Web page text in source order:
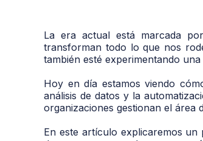
La era actual está marcada
transforman todo lo que nos
también esté experimentando
Hoy en día estamos viendo
análisis de datos y la
organizaciones gestionan el área
En este artículo explicaremos